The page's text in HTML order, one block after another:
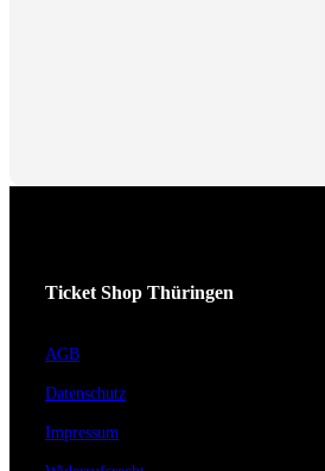
Ticket Shop Thüringen
AGB
Datenschutz
Impressum